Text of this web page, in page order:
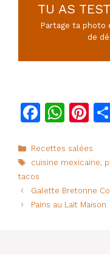
TU AS
Partage ta
de
F
c
e
b
o
W
at
s
A
p
Pi
te
re
st
Catégories
Recettes salées
Étiquettes
cuisine mexicaine,
tacos
Galette Bretonne
Pains au Lait Maison